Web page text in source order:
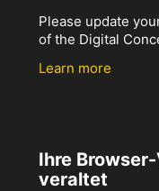
Please update
of the Digital
Learn more
Ihre
veraltet